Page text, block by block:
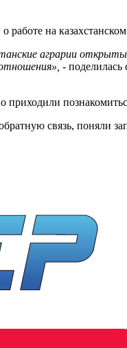
работе на
аграрии
-
приходили
связь, поняли